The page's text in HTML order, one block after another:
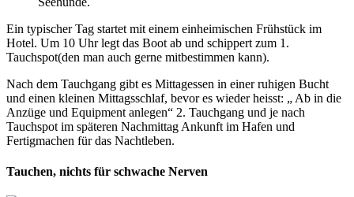
Ein typischer Tag startet mit einem einheimischen Frühstück im
Hotel. Um 10 Uhr legt das Boot ab und schippert zum 1.
Tauchspot(den man auch gerne mitbestimmen kann).
Nach dem Tauchgang gibt es Mittagessen in einer ruhigen Bucht
und einen kleinen Mittagsschlaf, bevor es wieder heisst: „ Ab in die
Anzüge und Equipment anlegen“ 2. Tauchgang und je nach
Tauchspot im späteren Nachmittag Ankunft im Hafen und
Fertigmachen für das Nachtleben.
Tauchen, nichts für schwache Nerven